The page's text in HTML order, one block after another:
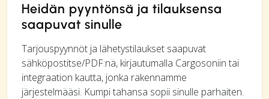
Heidän pyyntönsä ja tilauksensa
saapuvat sinulle
Tarjouspyynnöt ja lähetystilaukset saapuvat
sähköpostitse/PDF:nä, kirjautumalla Cargosoniin tai
integraation kautta, jonka rakennamme
järjestelmääsi. Kumpi tahansa sopii sinulle parhaiten.